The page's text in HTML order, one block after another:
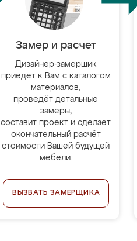
Замер и расчет
Дизайнер-замерщик
приедет к Вам с каталогом
материалов,
проведёт детальные
замеры,
составит проект и сделает
окончательный расчёт
стоимости Вашей будущей
мебели.
ВЫЗВАТЬ ЗАМЕРЩИКА